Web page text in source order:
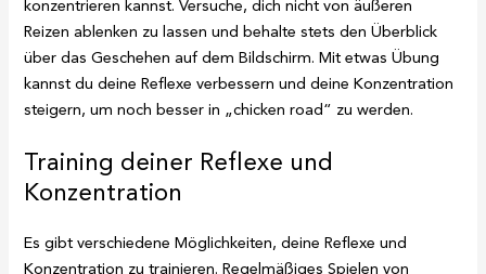
konzentrieren kannst. Versuche, dich nicht von äußeren
Reizen ablenken zu lassen und behalte stets den Überblick
über das Geschehen auf dem Bildschirm. Mit etwas Übung
kannst du deine Reflexe verbessern und deine Konzentration
steigern, um noch besser in „chicken road“ zu werden.
Training deiner Reflexe und
Konzentration
Es gibt verschiedene Möglichkeiten, deine Reflexe und
Konzentration zu trainieren. Regelmäßiges Spielen von